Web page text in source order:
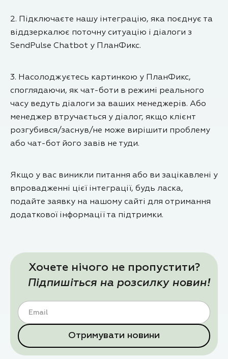
2. Підключаєте нашу інтеграцію, яка поєднує та
віддзеркалює поточну ситуацію і діалоги з
SendPulse Chatbot у ПланФикс.
3. Насолоджуєтесь картинкою у ПланФикс,
споглядаючи, як чат-боти в режимі реального
часу ведуть діалоги за ваших менеджерів. Або
менеджер втручається у діалог, якщо клієнт
розгубився/заснув/не може вирішити проблему
або чат-бот його завів не туди.
Якщо у вас виникли питання або ви зацікавлені у
впровадженні цієї інтеграції, будь ласка,
подайте заявку на нашому сайті для отримання
додаткової інформації та підтримки.
Хочете нічого не пропустити?
Підпишіться на розсилку новин!